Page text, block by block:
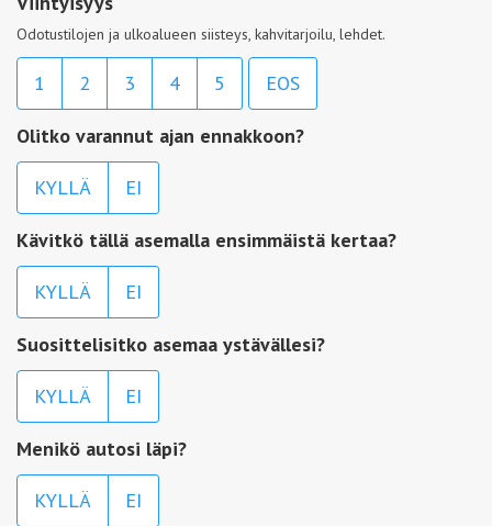
Odotustilojen ja ulkoalueen siisteys, kahvitarjoilu, lehdet.
1 2 3 4 5 EOS
Olitko varannut ajan ennakkoon?
KYLLÄ EI
Kävitkö tällä asemalla ensimmäistä kertaa?
KYLLÄ EI
Suosittelisitko asemaa ystävällesi?
KYLLÄ EI
Menikö autosi läpi?
KYLLÄ EI